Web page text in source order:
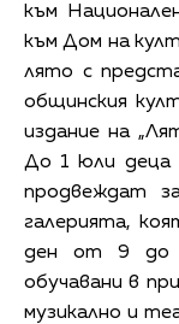
към
към Дом на
лято с
общинския
издание на
До 1 юли деца
продвеждат
галерията,
ден от 9 до
обучавани в
музикално и